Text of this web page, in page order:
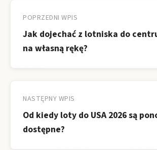
wpisu
POPRZEDNI WPIS
Jak dojechać z lotniska do
na własną rękę?
NASTĘPNY WPIS
Od kiedy loty do USA 2026 są
dostępne?